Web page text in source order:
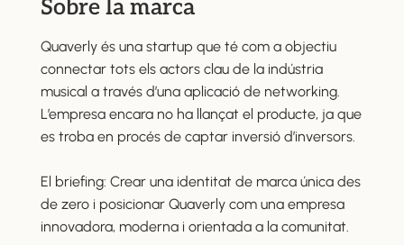
Sobre la marca
Quaverly és una startup que té com a objectiu
connectar tots els actors clau de la indústria
musical a través d’una aplicació de networking.
L’empresa encara no ha llançat el producte, ja que
es troba en procés de captar inversió d’inversors.
El briefing: Crear una identitat de marca única des
de zero i posicionar Quaverly com una empresa
innovadora, moderna i orientada a la comunitat.